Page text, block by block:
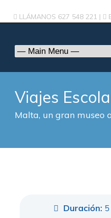
LLÁMANOS 627 548 221 |
Viajes
Malta, un gran museo
Duración: